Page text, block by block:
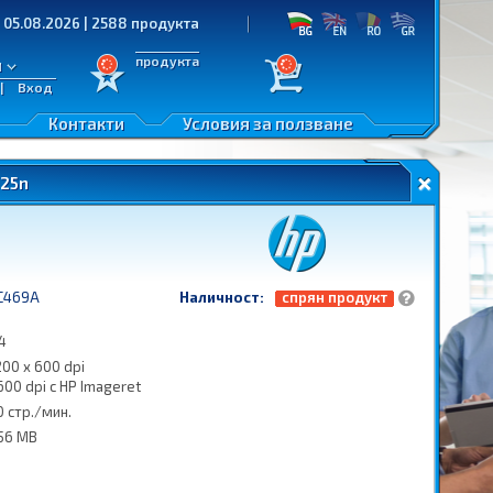
| 2588 продукта
Вход
продукта
Условия за ползване
Контакти
x 600 dpi
dpi с HP Imageret
стр./мин.
MB
Наличност: спрян продукт